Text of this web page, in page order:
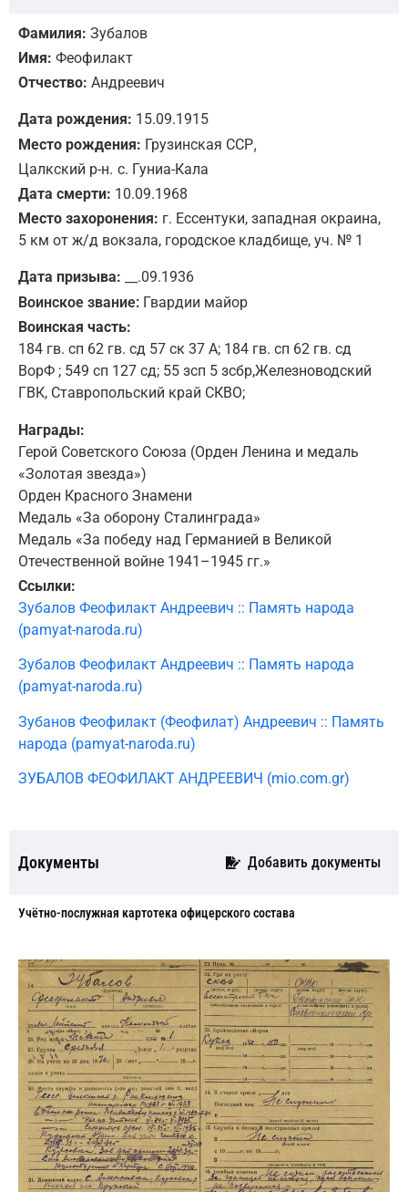
Фамилия: Зубалов
Имя: Феофилакт
Отчество: Андреевич
Дата рождения: 15.09.1915
Место рождения: Грузинская ССР,
Цалкский р-н. с. Гуниа-Кала
Дата смерти: 10.09.1968
Место захоронения: г. Ессентуки, западная окраина,
5 км от ж/д вокзала, городское кладбище, уч. № 1
Дата призыва: __.09.1936
Воинское звание: Гвардии майор
Воинская часть:
184 гв. сп 62 гв. сд 57 ск 37 А; 184 гв. сп 62 гв. сд
ВорФ ; 549 сп 127 сд; 55 зсп 5 зсбр,Железноводский
ГВК, Ставропольский край СКВО;
Награды:
Герой Советского Союза (Орден Ленина и медаль
«Золотая звезда»)
Орден Красного Знамени
Медаль «За оборону Сталинграда»
Медаль «За победу над Германией в Великой
Отечественной войне 1941–1945 гг.»
Ссылки:
Зубалов Феофилакт Андреевич :: Память народа
(pamyat-naroda.ru)
Зубалов Феофилакт Андреевич :: Память народа
(pamyat-naroda.ru)
Зубанов Феофилакт (Феофилат) Андреевич :: Память
народа (pamyat-naroda.ru)
ЗУБАЛОВ ФЕОФИЛАКТ АНДРЕЕВИЧ (mio.com.gr)
Документы Добавить документы
Учётно-послужная картотека офицерского состава